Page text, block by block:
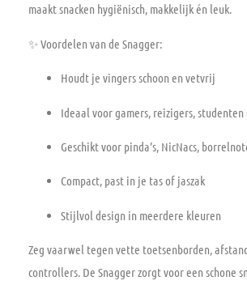
maakt snacken hygiënisch, makkelijk én leuk.
✨Voordelen van de Snagger:
Houdt je vingersschoon en vetvrij
Ideaal voorgamers, reizigers,
Geschikt voor pinda’s, NicNacs,
Compact, past in je tas of jaszak
Stijlvol design in meerdere kleuren
Zeg vaarwel tegen vette toetsenborden,
controllers. De Snaggerzorgt voor een schone